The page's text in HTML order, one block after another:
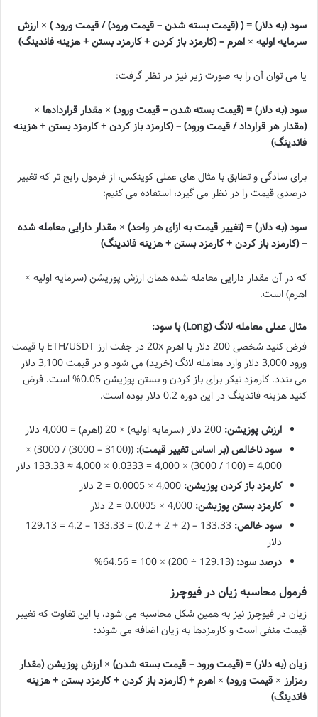
سود (به دلار) = ( (قیمت بسته شدن – قیمت ورود) / قیمت ورود ) × ارزش
سرمایه اولیه × اهرم – (کارمزد باز کردن + کارمزد بستن + هزینه فاندینگ)
یا می توان آن را به صورت زیر نیز در نظر گرفت:
سود (به دلار) = (قیمت بسته شدن – قیمت ورود) × مقدار قراردادها ×
(مقدار هر قرارداد / قیمت ورود) – (کارمزد باز کردن + کارمزد بستن + هزینه
فاندینگ)
برای سادگی و تطابق با مثال های عملی کوینکس، از فرمول رایج تر که تغییر
درصدی قیمت را در نظر می گیرد، استفاده می کنیم:
سود (به دلار) = (تغییر قیمت به ازای هر واحد) × مقدار دارایی معامله شده
– (کارمزد باز کردن + کارمزد بستن + هزینه فاندینگ)
که در آن مقدار دارایی معامله شده همان ارزش پوزیشن (سرمایه اولیه ×
اهرم) است.
مثال عملی معامله لانگ (Long) با سود:
فرض کنید شخصی 200 دلار با اهرم 20x در جفت ارز ETH/USDT با قیمت
ورود 3,000 دلار وارد معامله لانگ (خرید) می شود و در قیمت 3,100 دلار
می بندد. کارمزد تیکر برای باز کردن و بستن پوزیشن 0.05% است. فرض
کنید هزینه فاندینگ در این دوره 0.2 دلار بوده است.
ارزش پوزیشن:
سود ناخالص (بر اساس تغییر قیمت):
((3100 – 3000) / 3000) ×
4,000 = (100 / 3000) × 4,000 = 0.0333 × 4,000 ≈ 133.33 دلار
کارمزد باز کردن پوزیشن:
کارمزد بستن پوزیشن:
سود خالص:
133.33 – (2 + 2 + 0.2) = 133.33 – 4.2 = 129.13
دلار
درصد سود: (129.13 ÷ 200) × 100 = 64.56%
فرمول محاسبه زیان در فیوچرز
زیان در فیوچرز نیز به همین شکل محاسبه می شود، با این تفاوت که تغییر
قیمت منفی است و کارمزدها به زیان اضافه می شوند:
زیان (به دلار) = (قیمت ورود – قیمت بسته شدن) × ارزش پوزیشن (مقدار
رمزارز × قیمت ورود) × اهرم + (کارمزد باز کردن + کارمزد بستن + هزینه
فاندینگ)